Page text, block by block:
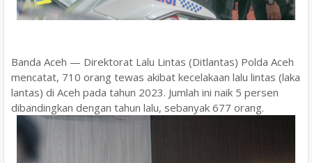
Banda Aceh — Direktorat Lalu Lintas (Ditlantas) Polda Aceh
mencatat, 710 orang tewas akibat kecelakaan lalu lintas (laka
lantas) di Aceh pada tahun 2023. Jumlah ini naik 5 persen
dibandingkan dengan tahun lalu, sebanyak 677 orang.